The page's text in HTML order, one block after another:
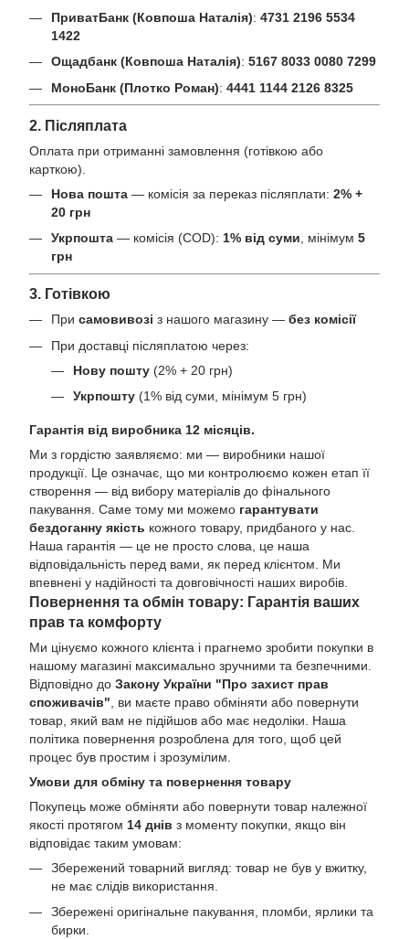
ПриватБанк (Ковпоша Наталія): 4731 2196 5534
1422
Ощадбанк (Ковпоша Наталія): 5167 8033 0080 7299
МоноБанк (Плотко Роман): 4441 1144 2126 8325
2. Післяплата
Оплата при отриманні замовлення (готівкою або
карткою).
Нова пошта — комісія за переказ післяплати: 2% +
20 грн
Укрпошта — комісія (COD): 1% від суми , мінімум 5
грн
3. Готівкою
При самовивозі з нашого магазину — без комісії
При доставці післяплатою через:
Нову пошту (2% + 20 грн)
Укрпошту (1% від суми, мінімум 5 грн)
Гарантія від виробника 12 місяців.
Ми з гордістю заявляємо: ми — виробники нашої
продукції. Це означає, що ми контролюємо кожен етап її
створення — від вибору матеріалів до фінального
пакування. Саме тому ми можемо гарантувати
бездоганну якість кожного товару, придбаного у нас.
Наша гарантія — це не просто слова, це наша
відповідальність перед вами, як перед клієнтом. Ми
впевнені у надійності та довговічності наших виробів.
Повернення та обмін товару: Гарантія ваших
прав та комфорту
Ми цінуємо кожного клієнта і прагнемо зробити покупки в
нашому магазині максимально зручними та безпечними.
Відповідно до Закону України "Про захист прав
споживачів" , ви маєте право обміняти або повернути
товар, який вам не підійшов або має недоліки. Наша
політика повернення розроблена для того, щоб цей
процес був простим і зрозумілим.
Умови для обміну та повернення товару
Покупець може обміняти або повернути товар належної
якості протягом 14 днів з моменту покупки, якщо він
відповідає таким умовам:
Збережений товарний вигляд: товар не був у вжитку,
не має слідів використання.
Збережені оригінальне пакування, пломби, ярлики та
бирки.